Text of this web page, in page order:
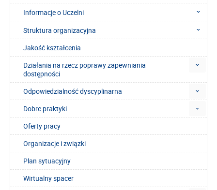
Informacje o Uczelni
Struktura organizacyjna
Jakość kształcenia
Działania na rzecz poprawy zapewniania
dostępności
Odpowiedzialność dyscyplinarna
Dobre praktyki
Oferty pracy
Organizacje i związki
Plan sytuacyjny
Wirtualny spacer